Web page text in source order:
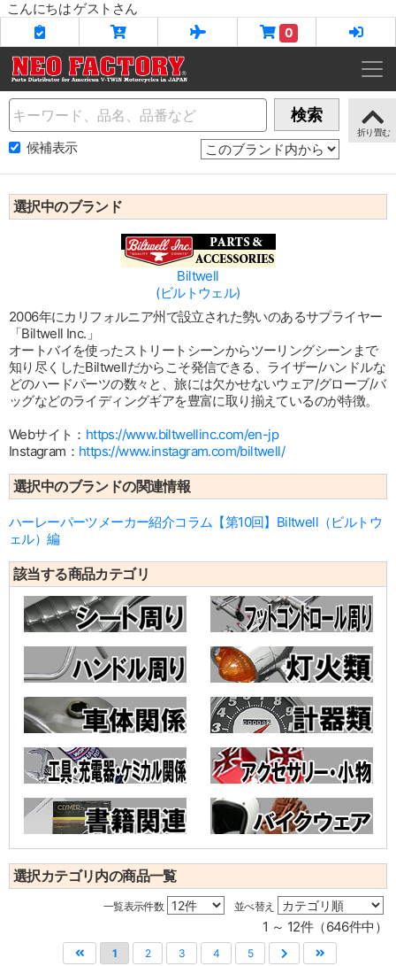
こんにちは ゲストさん
0
Name 検索
候補表示
選択中のブランド
Biltwell
(ビルトウェル)
2006年にカリフォルニア州で設立された勢いのあるサプライヤー
「Biltwell Inc.」
オートバイを使ったストリートシーンからツーリングシーンまで
知り尽くしたBiltwellだからこそ発信できる、ライザー/ハンドルな
どのハードパーツの数々と、旅には欠かせないウェア/グローブ/バ
ッグなどのライディングギアを豊富に取り揃えているのが特徴。
Webサイト： https://www.biltwellinc.com/en-jp
Instagram： https://www.instagram.com/biltwell/
選択中のブランドの関連情報
ハーレーパーツメーカー紹介コラム【第10回】Biltwell（ビルトウ
ェル）編
該当する商品カテゴリ
選択カテゴリ内の商品一覧
一覧表示件数 並べ替え
1 ～ 12件（646件中）
1 2 3 4 5